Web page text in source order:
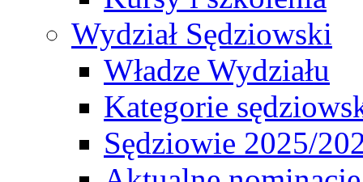
Wydział Sędziowski
Władze Wydziału
Kategorie
Sędziowie 2025/